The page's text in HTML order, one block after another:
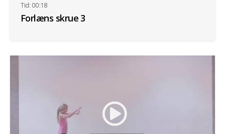
Forlæns skrue 3
Tid: 00:18